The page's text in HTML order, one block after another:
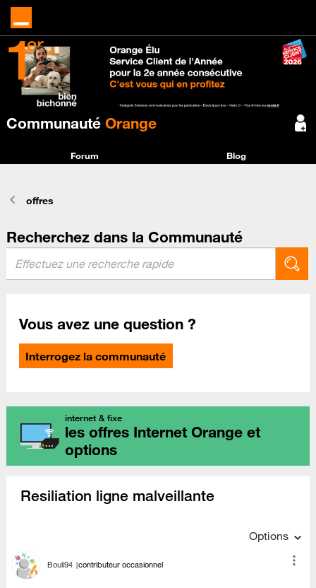
Communauté Orange
Forum Blog
offres
Recherchez dans la Communauté
Vous avez une question ?
Interrogez la communauté
internet & fixe
les offres Internet Orange et
options
Resiliation ligne malveillante
Options
Bouli94 contributeur occasionnel